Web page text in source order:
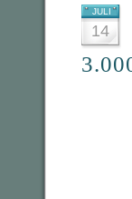
JULI
14